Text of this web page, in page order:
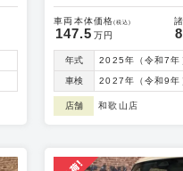
車両本体価格(税込)
147.5 万円
年式 2025年（令和7年
車検 2027年（令和9年
店舗 和歌山店